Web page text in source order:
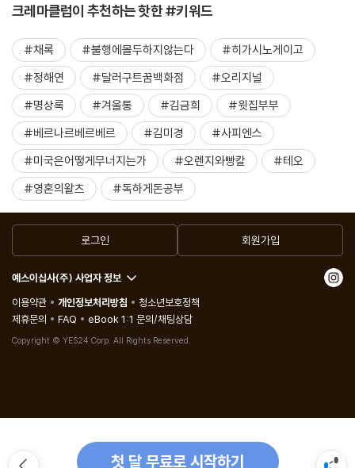
크레마클럽이 추천하는 핫한 #키워드
#채록 #불행에몰두하지않는다
#히가시노게이고
#정해연
#달러구트꿈백화점
#오리지널
#명상록
#겨울통 #김금희
#윗집부부
#베르나르베르베르
#김미경
#사피엔스
#미국은어떻게무너지는가
#오렌지와빵칼
#테오
#영혼의왈츠
#독하게돈공부
첫 달 무료로 시작하기
로그인 회원가입
예스이십사(주) 사업자 정보
이용약관
개인정보처리방침
청소년보호정책
제휴문의
FAQ eBook 1:1 문의/채팅상담
Copyright © YES24 Corp. All Rights Reserved.